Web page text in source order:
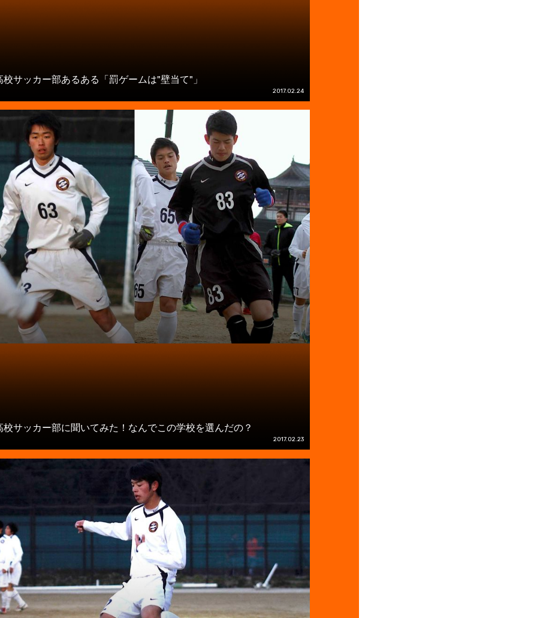
サッカー部あるある「罰ゲームは"壁当て"」
2017.02.24
サッカー部に聞いてみた！なんでこの学校を選んだの？
2017.02.23